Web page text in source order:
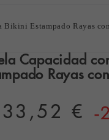
Bikini Estampado Rayas
Capacidad
Rayas
33,52 € -